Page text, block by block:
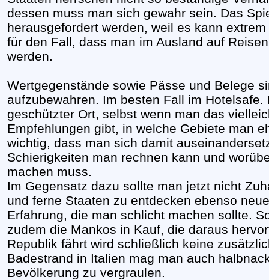
dessen muss man sich gewahr sein. Das
herausgefordert werden, weil es kann
für den Fall, dass man im Ausland auf
werden.
Wertgegenstände sowie Pässe und Belege
aufzubewahren. Im besten Fall im
geschützter Ort, selbst wenn man das
Empfehlungen gibt, in welche Gebiete man
wichtig, dass man sich damit
Schierigkeiten man rechnen kann und
machen muss.
Im Gegensatz dazu sollte man jetzt nicht
und ferne Staaten zu entdecken ebenso
Erfahrung, die man schlicht machen sollte.
zudem die Mankos in Kauf, die daraus
Republik fährt wird schließlich keine
Badestrand in Italien mag man auch
Bevölkerung zu vergraulen.